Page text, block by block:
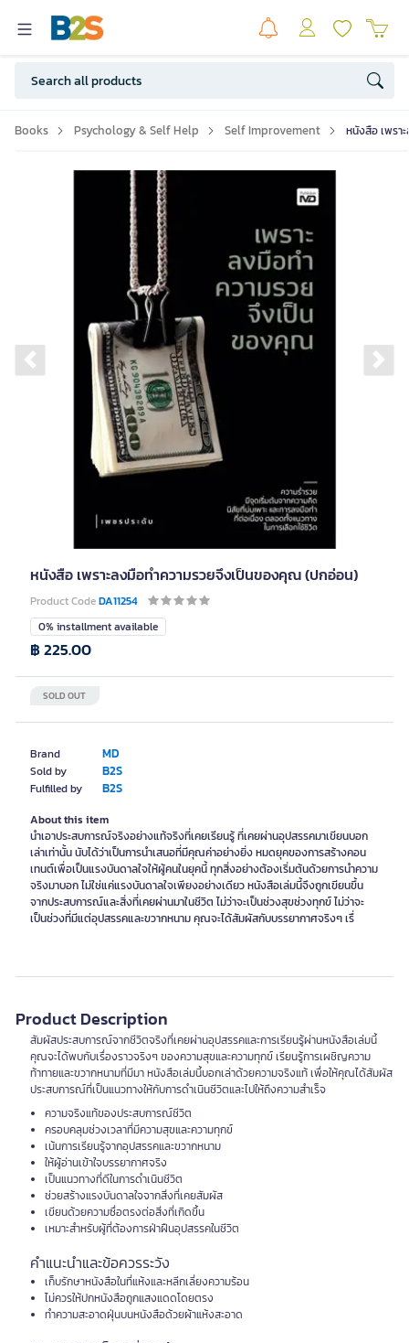
Books Psychology & Self Help Self Improvement หนังสือ เพรา
Previous slide
หนังสือ เพราะลงมือทำความรวยจึงเป็นของคุณ (ปกอ่อน)
Product CodeDA11254
Brand MD
Sold by B2S
Fulfilled by B2S
0% installment available
SOLD OUT
฿ 225.00
About this item
นำเอาประสบการณ์จริงอย่างแท้จริงที่เคยเรียนรู้ ที่เคยผ่านอุปสรรคมาเขียนบอก
เล่าเท่านั้น นับได้ว่าเป็นการนำเสนอที่มีคุณค่าอย่างยิ่ง หมดยุคของการสร้างคอน
เทนต์เพื่อเป็นแรงบันดาลใจให้ผู้คนในยุคนี้ ทุกสิ่งอย่างต้องเริ่มต้นด้วยการนำความ
จริงมาบอก ไม่ใช่แค่แรงบันดาลใจเพียงอย่างเดียว หนังสือเล่มนี้จึงถูกเขียนขึ้น
จากประสบการณ์และสิ่งที่เคยผ่านมาในชีวิต ไม่ว่าจะเป็นช่วงสุขช่วงทุกข์ ไม่ว่าจะ
เป็นช่วงที่มีแต่อุปสรรคและขวากหนาม คุณจะได้สัมผัสกับบรรยากาศจริงๆ เรื่
Product Description
สัมผัสประสบการณ์จากชีวิตจริงที่เคยผ่านอุปสรรคและการเรียนรู้ผ่านหนังสือเล่มนี้
คุณจะได้พบกับเรื่องราวจริงๆ ของความสุขและความทุกข์ เรียนรู้การเผชิญความ
ท้าทายและขวากหนามที่มีมา หนังสือเล่มนี้บอกเล่าด้วยความจริงแท้ เพื่อให้คุณได้สัมผัส
ประสบการณ์ที่เป็นแนวทางให้กับการดำเนินชีวิตและไปให้ถึงความสำเร็จ
ความจริงแท้ของประสบการณ์ชีวิต
ครอบคลุมช่วงเวลาที่มีความสุขและความทุกข์
เน้นการเรียนรู้จากอุปสรรคและขวากหนาม
ให้ผู้อ่านเข้าใจบรรยากาศจริง
เป็นแนวทางที่ดีในการดำเนินชีวิต
ช่วยสร้างแรงบันดาลใจจากสิ่งที่เคยสัมผัส
เขียนด้วยความซื่อตรงต่อสิ่งที่เกิดขึ้น
เหมาะสำหรับผู้ที่ต้องการฝ่าฝืนอุปสรรคในชีวิต
คำแนะนำและข้อควรระวัง
เก็บรักษาหนังสือในที่แห้งและหลีกเลี่ยงความร้อน
ไม่ควรให้ปกหนังสือถูกแสงแดดโดยตรง
ทำความสะอาดฝุ่นบนหนังสือด้วยผ้าแห้งสะอาด